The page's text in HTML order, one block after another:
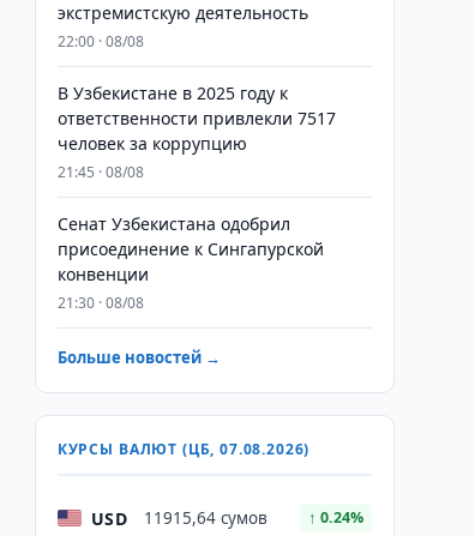
экстремистскую деятельность
22:00 · 08/08
В Узбекистане в 2025 году к
ответственности привлекли 7517
человек за коррупцию
21:45 · 08/08
Сенат Узбекистана одобрил
присоединение к Сингапурской
конвенции
21:30 · 08/08
Больше новостей →
КУРСЫ ВАЛЮТ (ЦБ, 07.08.2026)
USD 11915,64 сумов ↑ 0.24%